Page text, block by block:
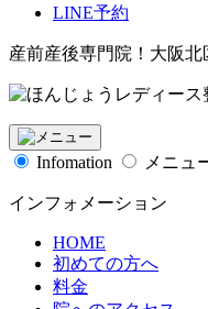
LINE予約
産前産後専門院！大阪
Infomation メニュ
インフォメーション
HOME
初めての方へ
料金